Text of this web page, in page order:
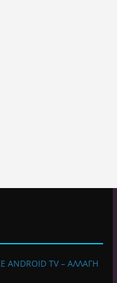
ANDROID TV – ΑΛΛΑΓΗ